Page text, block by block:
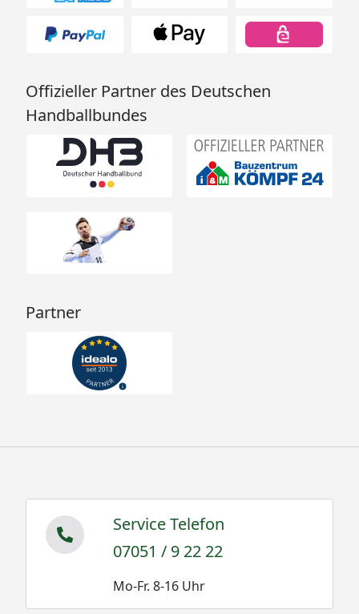
Offizieller Partner des Deutschen
Handballbundes
Partner
Service Telefon
07051 / 9 22 22
Mo-Fr. 8-16 Uhr